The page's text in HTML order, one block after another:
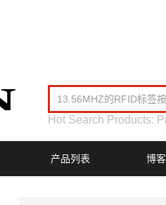
Hot Search Products:
产品列表 博客